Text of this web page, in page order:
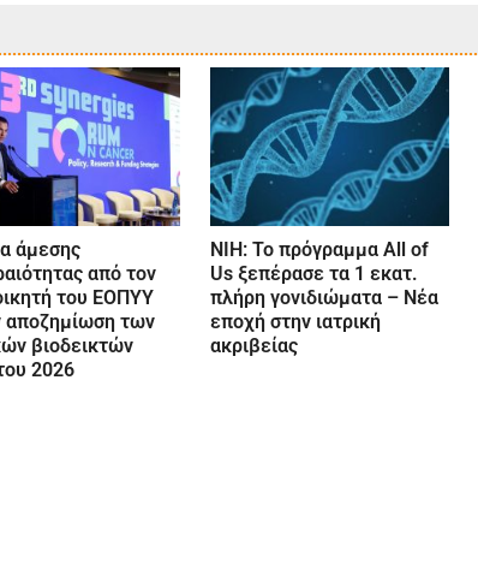
άμεσης
από τον
του ΕΟΠΥΥ
αποζημίωση των
βιοδεικτών
2026
NIH: Το πρόγραμμα All of
Us ξεπέρασε τα 1 εκατ.
πλήρη γονιδιώματα – Νέα
εποχή στην ιατρική
ακριβείας